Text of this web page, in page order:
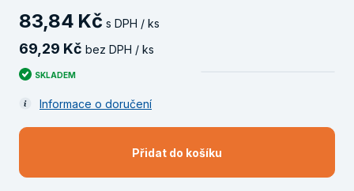
83,84 Kč s DPH / ks
69 29 Kč bez DPH / ks
SKLADEM
Informace o doručení
Přidat do košíku